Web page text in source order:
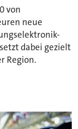
von
neue
dabei gezielt
Region.